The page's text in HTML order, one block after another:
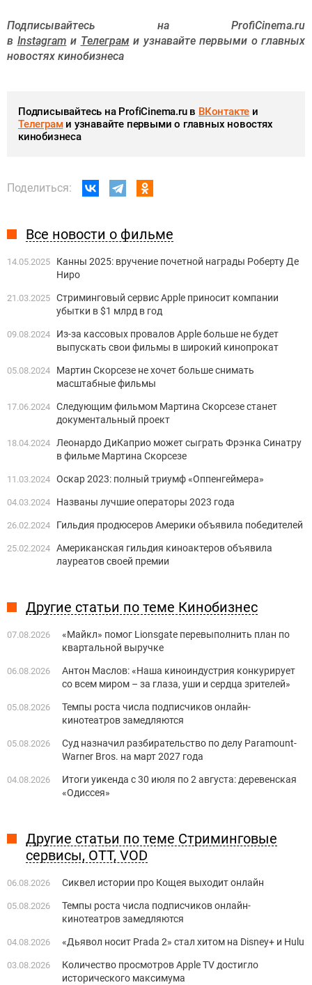
Подписывайтесь на ProfiCinema.ru
в Instagram и Телеграм и узнавайте первыми о главных
новостях кинобизнеса
Подписывайтесь на ProfiCinema.ru в ВКонтакте и
Телеграми узнавайте первыми о главных новостях
кинобизнеса
Поделиться:
Все новости о фильме
14.05.2025
Канны 2025: вручение почетной награды Роберту Де
Ниро
21.03.2025 Стриминговый сервис Apple приносит компании
убытки в $1 млрд в год
09.08.2024
Из-за кассовых провалов Apple больше не будет
выпускать свои фильмы в широкий кинопрокат
05.08.2024
Мартин Скорсезе не хочет больше снимать
масштабные фильмы
17.06.2024 Следующим фильмом Мартина Скорсезе станет
документальный проект
18.04.2024
Леонардо ДиКаприо может сыграть Фрэнка Синатру
в фильме Мартина Скорсезе
11.03.2024 Оскар 2023: полный триумф «Оппенгеймера»
04.03.2024 Названы лучшие операторы 2023 года
26.02.2024 Гильдия продюсеров Америки объявила победителей
25.02.2024 Американская гильдия киноактеров объявила
лауреатов своей премии
Другие статьи по теме Кинобизнес
07.08.2026
«Майкл» помог Lionsgate перевыполнить план по
квартальной выручке
06.08.2026
Антон Маслов: «Наша киноиндустрия конкурирует
со всем миром – за глаза, уши и сердца зрителей»
05.08.2026
Темпы роста числа подписчиков онлайн-
кинотеатров замедляются
05.08.2026
Суд назначил разбирательство по делу Paramount-
Warner Bros. на март 2027 года
04.08.2026
Итоги уикенда с 30 июля по 2 августа: деревенская
«Одиссея»
Другие статьи по теме Стриминговые
сервисы, OTT, VOD
06.08.2026 Сиквел истории про Кощея выходит онлайн
05.08.2026
Темпы роста числа подписчиков онлайн-
кинотеатров замедляются
04.08.2026 «Дьявол носит Prada 2» стал хитом на Disney+ и Hulu
03.08.2026
Количество просмотров Apple TV достигло
исторического максимума